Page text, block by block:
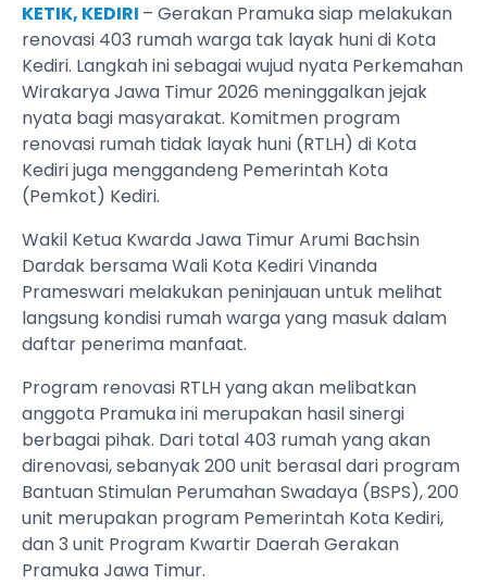
KETIK, KEDIRI – Gerakan Pramuka siap melakukan
renovasi 403 rumah warga tak layak huni di Kota
Kediri. Langkah ini sebagai wujud nyata Perkemahan
Wirakarya Jawa Timur 2026 meninggalkan jejak
nyata bagi masyarakat. Komitmen program
renovasi rumah tidak layak huni (RTLH) di Kota
Kediri juga menggandeng Pemerintah Kota
(Pemkot) Kediri.
Wakil Ketua Kwarda Jawa Timur Arumi Bachsin
Dardak bersama Wali Kota Kediri Vinanda
Prameswari melakukan peninjauan untuk melihat
langsung kondisi rumah warga yang masuk dalam
daftar penerima manfaat.
Program renovasi RTLH yang akan melibatkan
anggota Pramuka ini merupakan hasil sinergi
berbagai pihak. Dari total 403 rumah yang akan
direnovasi, sebanyak 200 unit berasal dari program
Bantuan Stimulan Perumahan Swadaya (BSPS), 200
unit merupakan program Pemerintah Kota Kediri,
dan 3 unit Program Kwartir Daerah Gerakan
Pramuka Jawa Timur.